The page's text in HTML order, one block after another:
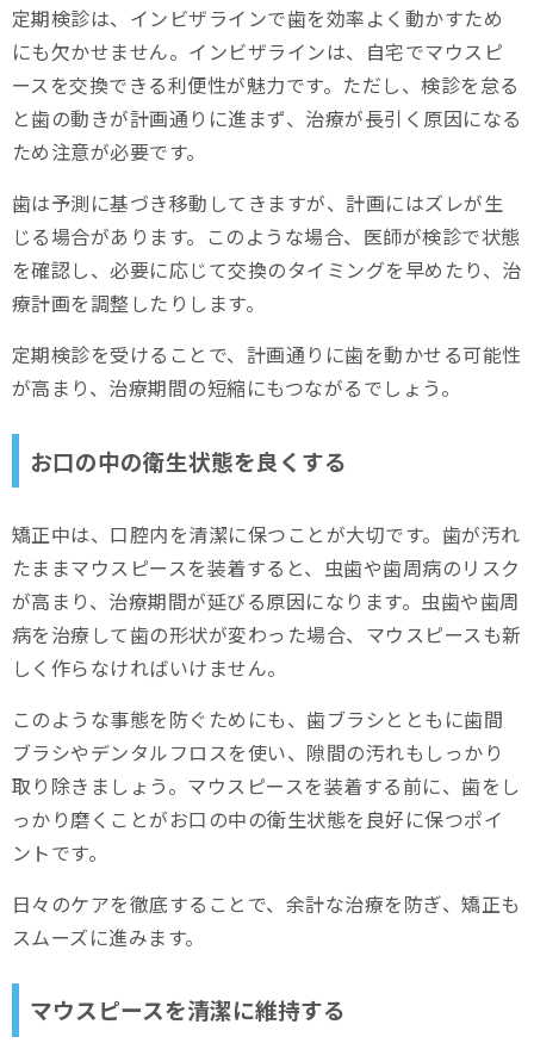
定期検診は、インビザラインで歯を効率よく動かすため
にも欠かせません。インビザラインは、自宅でマウスピ
ースを交換できる利便性が魅力です。ただし、検診を怠る
と歯の動きが計画通りに進まず、治療が長引く原因になる
ため注意が必要です。
歯は予測に基づき移動してきますが、計画にはズレが生
じる場合があります。このような場合、医師が検診で状態
を確認し、必要に応じて交換のタイミングを早めたり、治
療計画を調整したりします。
定期検診を受けることで、計画通りに歯を動かせる可能性
が高まり、治療期間の短縮にもつながるでしょう。
お口の中の衛生状態を良くする
矯正中は、口腔内を清潔に保つことが大切です。歯が汚れ
たままマウスピースを装着すると、虫歯や歯周病のリスク
が高まり、治療期間が延びる原因になります。虫歯や歯周
病を治療して歯の形状が変わった場合、マウスピースも新
しく作らなければいけません。
このような事態を防ぐためにも、歯ブラシとともに歯間
ブラシやデンタルフロスを使い、隙間の汚れもしっかり
取り除きましょう。マウスピースを装着する前に、歯をし
っかり磨くことがお口の中の衛生状態を良好に保つポイ
ントです。
日々のケアを徹底することで、余計な治療を防ぎ、矯正も
スムーズに進みます。
マウスピースを清潔に維持する